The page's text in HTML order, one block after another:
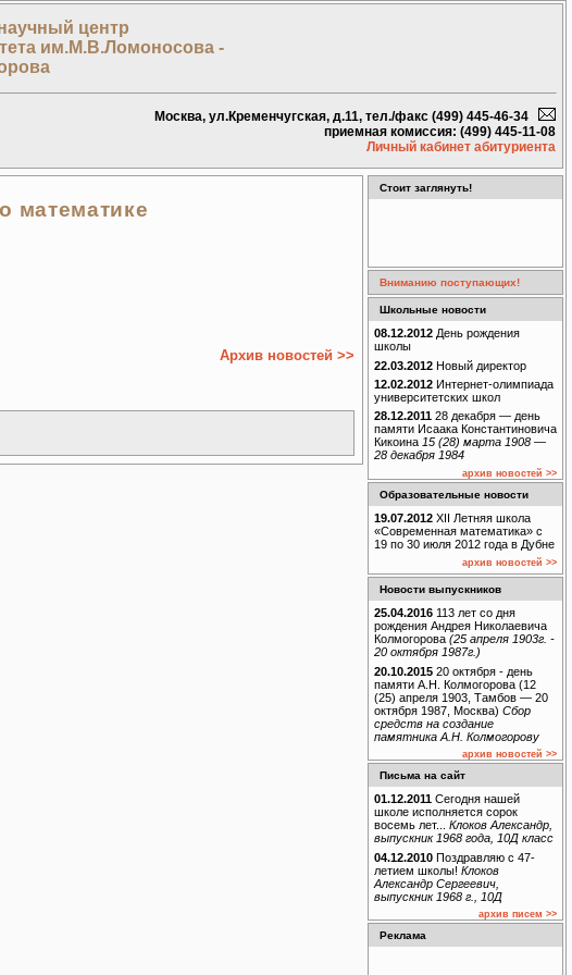
центр
им.М.В.Ломоносова -
Москва, ул.Кременчугская, д.11, тел./факс (499) 445-46-34
приемная комиссия: (499) 445-11-08
Личный кабинет абитуриента
математике
Архив новостей >>
Стоит заглянуть!
Вниманию поступающих!
Школьные новости
08.12.2012 День рождения
школы
22.03.2012 Новый директор
12.02.2012 Интернет-олимпиада
университетских школ
28.12.2011 28 декабря — день
памяти Исаака Константиновича
Кикоина 15 (28) марта 1908 —
28 декабря 1984
архив новостей >>
Образовательные новости
19.07.2012 XII Летняя школа
«Современная математика» с
19 по 30 июля 2012 года в Дубне
архив новостей >>
Новости выпускников
25.04.2016 113 лет со дня
рождения Андрея Николаевича
Колмогорова (25 апреля 1903г. -
20 октября 1987г.)
20.10.2015 20 октября - день
памяти А.Н. Колмогорова (12
(25) апреля 1903, Тамбов — 20
октября 1987, Москва) Сбор
средств на создание
памятника А.Н. Колмогорову
архив новостей >>
Письма на сайт
01.12.2011 Сегодня нашей
школе исполняется сорок
восемь лет... Клоков Александр,
выпускник 1968 года, 10Д класс
04.12.2010 Поздравляю с 47-
летием школы! Клоков
Александр Сергеевич,
выпускник 1968 г., 10Д
архив писем >>
Реклама